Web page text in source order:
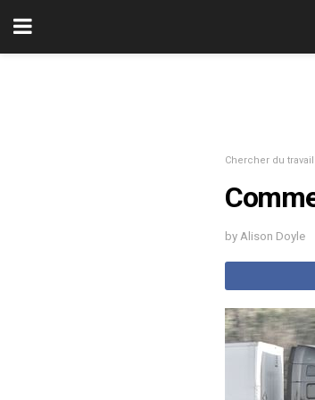
Chercher du travail
by Alison Doyle